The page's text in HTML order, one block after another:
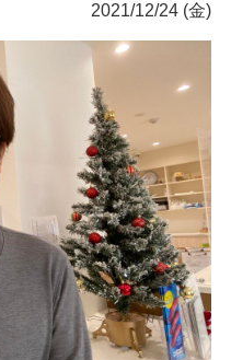
2021/12/24 (金)